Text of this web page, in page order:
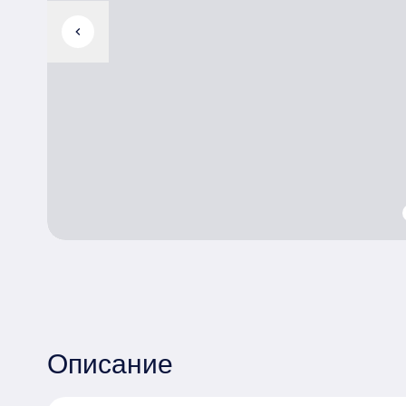
chevron_left
Описание